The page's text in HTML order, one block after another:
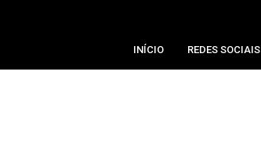
INÍCIO REDES SOCIAIS